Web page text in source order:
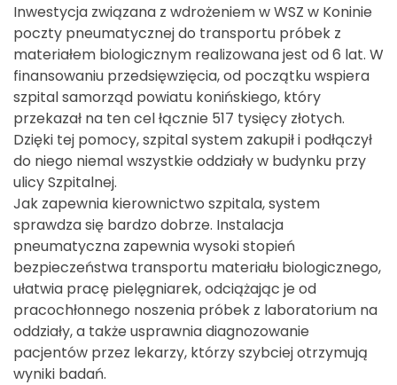
Inwestycja związana z wdrożeniem w WSZ w Koninie
poczty pneumatycznej do transportu próbek z
materiałem biologicznym realizowana jest od 6 lat. W
finansowaniu przedsięwzięcia, od początku wspiera
szpital samorząd powiatu konińskiego, który
przekazał na ten cel łącznie 517 tysięcy złotych.
Dzięki tej pomocy, szpital system zakupił i podłączył
do niego niemal wszystkie oddziały w budynku przy
ulicy Szpitalnej.
Jak zapewnia kierownictwo szpitala, system
sprawdza się bardzo dobrze. Instalacja
pneumatyczna zapewnia wysoki stopień
bezpieczeństwa transportu materiału biologicznego,
ułatwia pracę pielęgniarek, odciążając je od
pracochłonnego noszenia próbek z laboratorium na
oddziały, a także usprawnia diagnozowanie
pacjentów przez lekarzy, którzy szybciej otrzymują
wyniki badań.